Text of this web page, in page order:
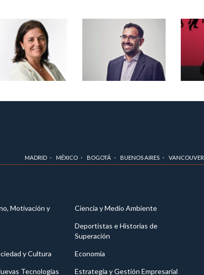
MADRID MÉXICO BOGOTÁ BUENOS AIRES VANCOUVER
Motivación y
Ciencia y Medio Ambiente
Deportistas e Historias de
Superación
Economía
y Cultura
Estrategia y Gestión Empresarial
Tecnologías